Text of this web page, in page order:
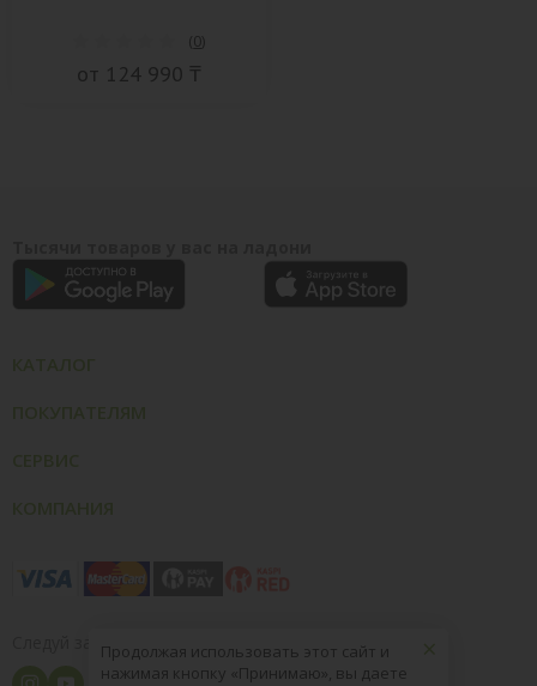
(0)
от 124 990 ₸
Следуй за нами ×
Продолжая использовать этот сайт и
нажимая кнопку «Принимаю», вы даете